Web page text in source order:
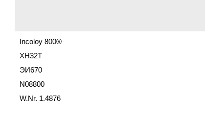
Incoloy 800®
ХН32Т
ЭИ670
N08800
W.Nr. 1.4876